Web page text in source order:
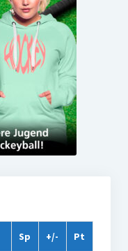
Sp +/- Pt